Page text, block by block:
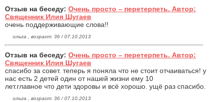
Отзыв на беседу: Очень просто – перетерпеть. Автор:
Священник Илия Шугаев
очень поддерживающие слова!!
ольга , возраст: 36 / 07.10.2013
Отзыв на беседу: Очень просто – перетерпеть. Автор:
Священник Илия Шугаев
спасибо за совет. теперь я поняла что не стоит отчаиваться! у
нас есть 2 детей один от нашей жизни ему 10
лет.главное что дети здоровы и всё хорошо. ущё раз спасибо.
ольга , возраст: 36 / 07.10.2013